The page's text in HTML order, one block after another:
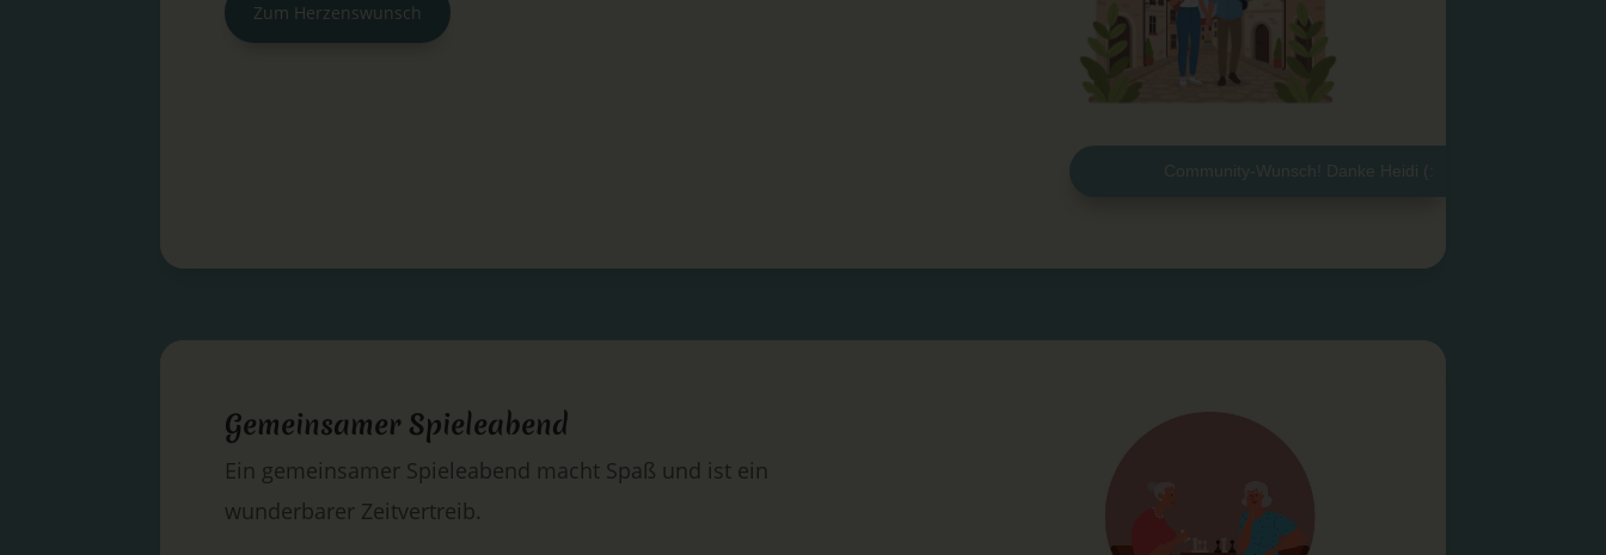
Zum Herzenswunsch
Community-Wunsch! Danke Heidi (:
Gemeinsamer Spieleabend
Ein gemeinsamer Spieleabend macht Spaß und ist ein
wunderbarer Zeitvertreib.